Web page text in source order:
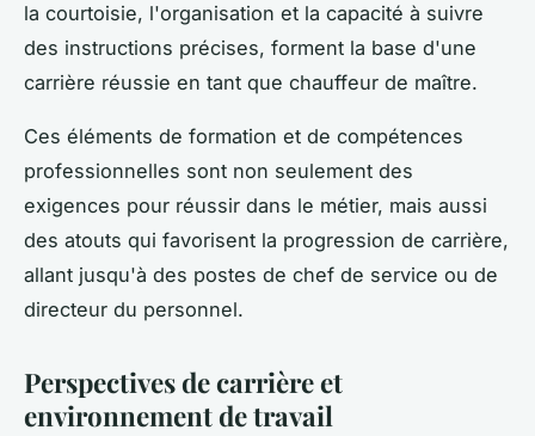
la courtoisie, l'organisation et la capacité à suivre
des instructions précises, forment la base d'une
carrière réussie en tant que chauffeur de maître.
Ces éléments de formation et de compétences
professionnelles sont non seulement des
exigences pour réussir dans le métier, mais aussi
des atouts qui favorisent la progression de carrière,
allant jusqu'à des postes de chef de service ou de
directeur du personnel.
Perspectives de carrière et
environnement de travail